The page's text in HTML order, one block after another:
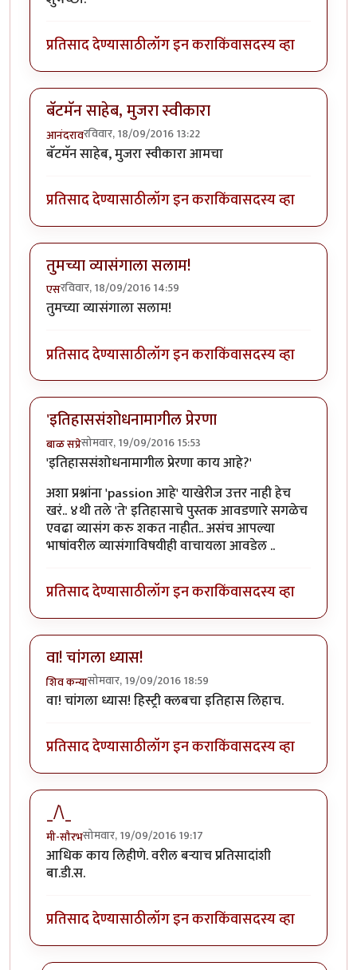
प्रतिसाद देण्यासाठीलॉग इन कराकिंवासदस्य व्हा
बॅटमॅन साहेब, मुजरा स्वीकारा
आनंदरावरविवार, 18/09/2016 13:22
बॅटमॅन साहेब, मुजरा स्वीकारा आमचा
प्रतिसाद देण्यासाठीलॉग इन कराकिंवासदस्य व्हा
तुमच्या व्यासंगाला सलाम!
एसरविवार, 18/09/2016 14:59
तुमच्या व्यासंगाला सलाम!
प्रतिसाद देण्यासाठीलॉग इन कराकिंवासदस्य व्हा
'इतिहाससंशोधनामागील प्रेरणा
बाळ सप्रेसोमवार, 19/09/2016 15:53
'इतिहाससंशोधनामागील प्रेरणा काय आहे?'
अशा प्रश्नांना 'passion आहे' याखेरीज उत्तर नाही हेच
खरं.. ४थी तले 'ते' इतिहासाचे पुस्तक आवडणारे सगळेच
एवढा व्यासंग करु शकत नाहीत.. असंच आपल्या
भाषांवरील व्यासंगाविषयीही वाचायला आवडेल ..
प्रतिसाद देण्यासाठीलॉग इन कराकिंवासदस्य व्हा
वा! चांगला ध्यास!
शिव कन्यासोमवार, 19/09/2016 18:59
वा! चांगला ध्यास! हिस्ट्री क्लबचा इतिहास लिहाच.
प्रतिसाद देण्यासाठीलॉग इन कराकिंवासदस्य व्हा
_/\_
मी-सौरभसोमवार, 19/09/2016 19:17
आधिक काय लिहीणे. वरील बर्‍याच प्रतिसादांशी
बा.डी.स.
प्रतिसाद देण्यासाठीलॉग इन कराकिंवासदस्य व्हा